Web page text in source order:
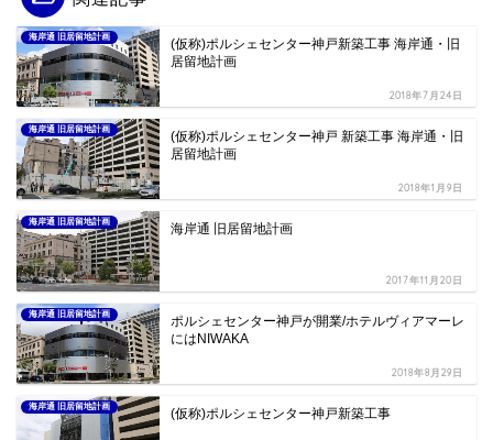
海岸通 旧居留地計画
(仮称)ポルシェセンター神戸新築工事 海岸通・旧
居留地計画
2018年7月24日
海岸通 旧居留地計画
(仮称)ポルシェセンター神戸 新築工事 海岸通・旧
居留地計画
2018年1月9日
海岸通 旧居留地計画 海岸通 旧居留地計画
2017年11月20日
海岸通 旧居留地計画
ポルシェセンター神戸が開業/ホテルヴィアマーレ
にはNIWAKA
2018年8月29日
海岸通 旧居留地計画 (仮称)ポルシェセンター神戸新築工事